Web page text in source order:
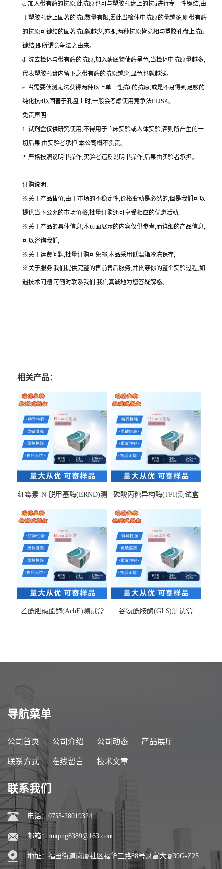
c. 加入带有酶的抗原,此抗原也可与塑胶孔盘上的抗ti进行专一性键结,由
于塑胶孔盘上固著的抗ti数量有限,因此当检体中抗原的量越多,则带有酶
的抗原可键结的固著抗ti就越少,亦即,两种抗原皆竞相与塑胶孔盘上抗ti
键结,即所谓竞争法之由来。
d. 洗去检体与带有酶的抗原,加入酶底物使酶呈色,当检体中抗原量越多,
代表塑胶孔盘内留下之带有酶的抗原越少,显色也就越浅。
e. 当需要侦测无法获得两种以上单一性抗ti的抗原,或是不易得到足够的
纯化抗ti以固著于孔盘上时,一般会考虑使用竞争法ELISA。
免责声明:
1. 试剂盒仅供研究使用,不得用于临床实验或人体实验,否则所产生的一
切后果,由实验者承担,本公司概不负责。
2. 严格按照说明书操作,实验者违反说明书操作,后果由实验者承担。
订购说明:
※关于产品售价,由于市场的不稳定性,价格变动是必然的,但是我们可以
提供当下公允的市场价格,批量订购还可享受相应的优惠活动;
※关于产品的具体信息,本页面展示的内容仅供参考,而详细的产品信息,
可以咨询我们;
※关于运费问题,批量订购可免邮,本品采用低温箱冷冻保存;
※关于服务,我们提供完整的售前售后服务,并贯穿你的整个实验过程,如
遇技术问题,可随时联系我们,我们真诚地为您答疑解惑。
相关产品：
红霉素-N-脱甲基酶(ERND)测
磷酸丙糖异构酶(TPI)测试盒
乙酰胆碱酯酶(AchE)测试盒 谷氨酰胺酶(GLS)测试盒
导航菜单
公司首页 公司介绍 公司动态 产品展厅
联系方式 在线留言 技术文章
联系我们
电话：0755-28019324
邮箱： ruiqing8389@163.com
地址：福田街道岗厦社区福华三路88号财富大厦39G-Z25